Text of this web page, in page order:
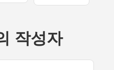
작성자